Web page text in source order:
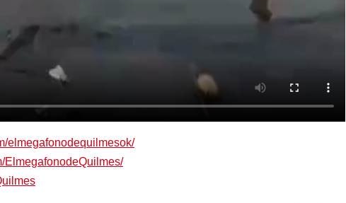
elmegafonodequilmesok/
ElmegafonodeQuilmes/